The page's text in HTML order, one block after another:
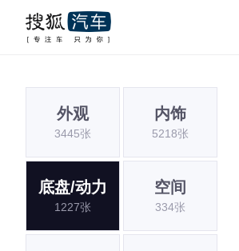
外观
3445张
内饰
5218张
底盘/动力
1227张
空间
334张